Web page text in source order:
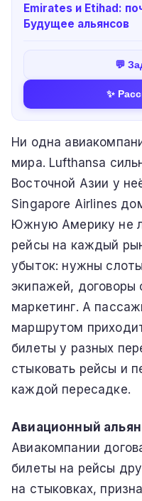
Emirates и Etihad:
Будущее альянсов
💬
✨
Ни одна
мира. Lufthansa
Восточной Азии у
Singapore Airlines
Южную Америку не
рейсы на каждый
убыток: нужны
экипажей,
маркетинг. А
маршрутом
билеты у разных
стыковать рейсы и
каждой пересадке.
Авиационный
Авиакомпании
билеты на рейсы
на стыковках,